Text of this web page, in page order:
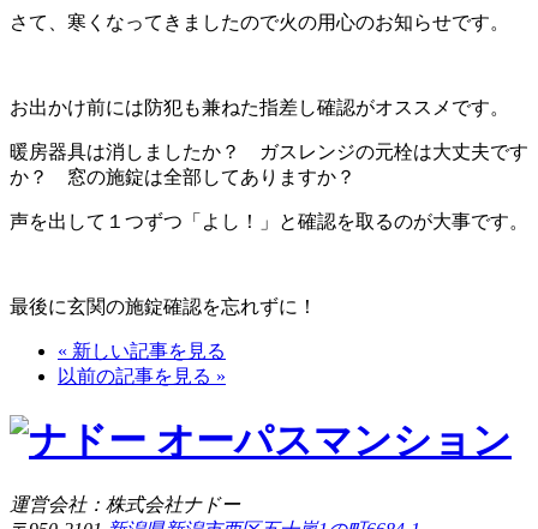
さて、寒くなってきましたので火の用心のお知らせです。
お出かけ前には防犯も兼ねた指差し確認がオススメです。
暖房器具は消しましたか？ ガスレンジの元栓は大丈夫です
か？ 窓の施錠は全部してありますか？
声を出して１つずつ「よし！」と確認を取るのが大事です。
最後に玄関の施錠確認を忘れずに！
« 新しい記事を見る
以前の記事を見る »
運営会社：株式会社ナドー